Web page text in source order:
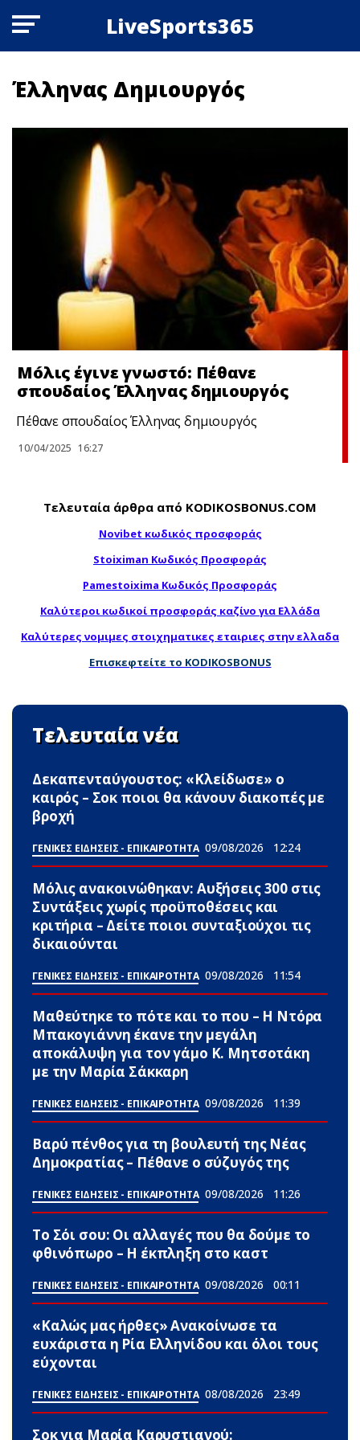
LiveSports365
Έλληνας Δημιουργός
Μóλις έγινε γνωστó: Πέθαvε
σπουδαίoς Έλληνας δημιουργός
Πέθαvε σπουδαίoς Έλληνας δημιουργός
10/04/2025 16:27
Τελευταία άρθρα από KODIKOSBONUS.COM
Novibet κωδικός προσφοράς
Stoiximan Κωδικός Προσφοράς
Pamestoixima Κωδικός Προσφοράς
Καλύτεροι κωδικοί προσφοράς καζίνο για Ελλάδα
Καλύτερες νομιμες στοιχηματικες εταιριες στην ελλαδα
Επισκεφτείτε το KODIKOSBONUS
Τελευταία νέα
Δεκαπενταύγουστος: «Κλείδωσε» ο
καιρός – Σoκ ποιοι θα κάνουν διακοπές με
βροχή
ΓΕΝΙΚΕΣ ΕΙΔΗΣΕΙΣ - ΕΠΙΚΑΙΡΟΤΗΤΑ 09/08/2026 12:24
Μόλις ανακοινώθηκαν: Αυξήσεις 300 στις
Συντάξεις χωρίς προϋποθέσεις και
κριτήρια – Δείτε ποιοι συνταξιούχοι τις
δικαιούνται
ΓΕΝΙΚΕΣ ΕΙΔΗΣΕΙΣ - ΕΠΙΚΑΙΡΟΤΗΤΑ 09/08/2026 11:54
Μαθεύτηκε το πότε και το που – Η Ντόρα
Μπακογιάννη έκανε την μεγάλη
αποκάλυψη για τον γάμο Κ. Μητσοτάκη
με την Μαρία Σάκκαρη
ΓΕΝΙΚΕΣ ΕΙΔΗΣΕΙΣ - ΕΠΙΚΑΙΡΟΤΗΤΑ 09/08/2026 11:39
Βαρύ πένθος για τη βουλευτή της Νέας
Δημοκρατίας – Πέθανε ο σύζυγός της
ΓΕΝΙΚΕΣ ΕΙΔΗΣΕΙΣ - ΕΠΙΚΑΙΡΟΤΗΤΑ 09/08/2026 11:26
Το Σόι σου: Οι αλλαγές που θα δούμε το
φθινόπωρο – Η έκπληξη στο καστ
ΓΕΝΙΚΕΣ ΕΙΔΗΣΕΙΣ - ΕΠΙΚΑΙΡΟΤΗΤΑ 09/08/2026 00:11
«Καλώς μας ήρθες» Ανακοίνωσε τα
ευxάριστα η Ρία Ελληνίδου και όλοι τους
εύχονται
ΓΕΝΙΚΕΣ ΕΙΔΗΣΕΙΣ - ΕΠΙΚΑΙΡΟΤΗΤΑ 08/08/2026 23:49
Σoκ για Μαρία Καρυστιανού: